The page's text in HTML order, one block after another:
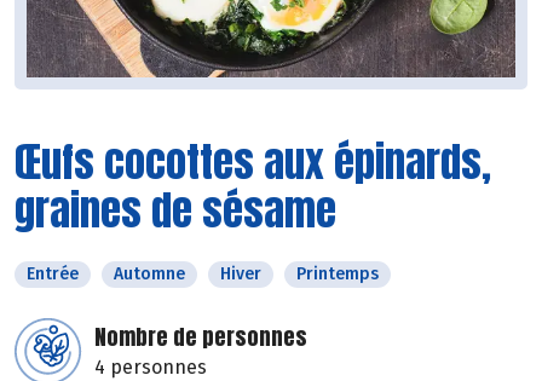
Œufs cocottes aux épinards,
graines de sésame
Entrée Automne Hiver Printemps
Nombre de personnes
4 personnes